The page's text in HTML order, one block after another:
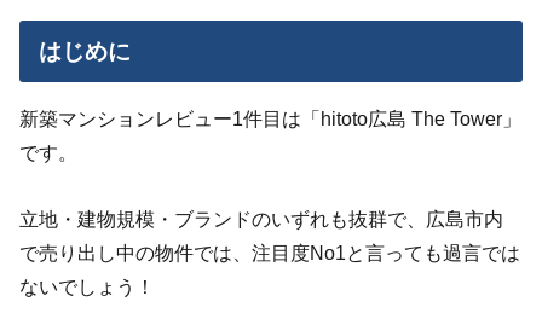
はじめに
新築マンションレビュー1件目は「hitoto広島 The Tower」
です。
立地・建物規模・ブランドのいずれも抜群で、広島市内
で売り出し中の物件では、注目度No1と言っても過言では
ないでしょう！